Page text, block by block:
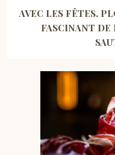
AVEC LES FÊTES,
FASCINANT DE